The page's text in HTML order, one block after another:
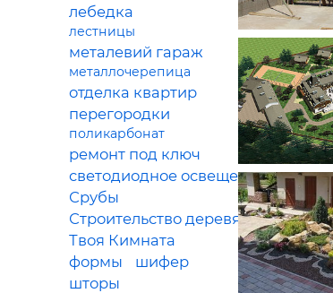
лебедка
лестницы
металевий гараж
металлочерепица
отделка квартир
перегородки
поликарбонат
ремонт под ключ
светодиодное освещение
Срубы
Строительство деревянных домов
Твоя Кимната
формы
шифер
шторы